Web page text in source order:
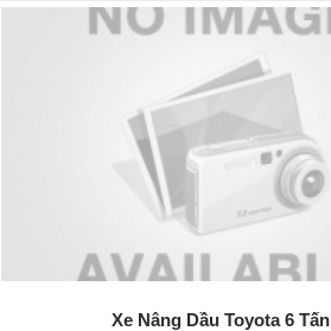
Xe Nâng Dầu Toyota 6 Tấn